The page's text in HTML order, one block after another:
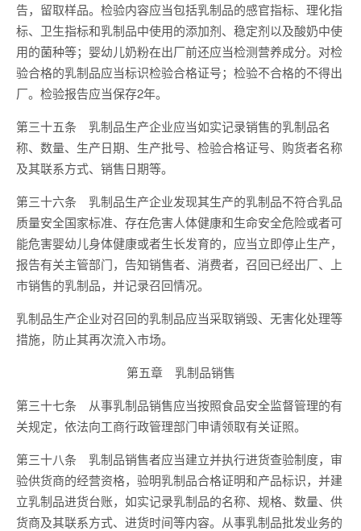
告，留取样品。检验内容应当包括乳制品的感官指标、理化指
标、卫生指标和乳制品中使用的添加剂、稳定剂以及酸奶中使
用的菌种等；婴幼儿奶粉在出厂前还应当检测营养成分。对检
验合格的乳制品应当标识检验合格证号；检验不合格的不得出
厂。检验报告应当保存2年。
第三十五条 乳制品生产企业应当如实记录销售的乳制品名
称、数量、生产日期、生产批号、检验合格证号、购货者名称
及其联系方式、销售日期等。
第三十六条 乳制品生产企业发现其生产的乳制品不符合乳品
质量安全国家标准、存在危害人体健康和生命安全危险或者可
能危害婴幼儿身体健康或者生长发育的，应当立即停止生产，
报告有关主管部门，告知销售者、消费者，召回已经出厂、上
市销售的乳制品，并记录召回情况。
乳制品生产企业对召回的乳制品应当采取销毁、无害化处理等
措施，防止其再次流入市场。
第五章 乳制品销售
第三十七条 从事乳制品销售应当按照食品安全监督管理的有
关规定，依法向工商行政管理部门申请领取有关证照。
第三十八条 乳制品销售者应当建立并执行进货查验制度，审
验供货商的经营资格，验明乳制品合格证明和产品标识，并建
立乳制品进货台账，如实记录乳制品的名称、规格、数量、供
货商及其联系方式、进货时间等内容。从事乳制品批发业务的